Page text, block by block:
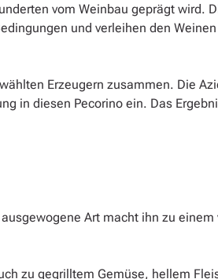
vom Weinbau geprägt wird.
und verleihen den
Erzeugern zusammen. Die
in diesen Pecorino ein. Das
Art macht ihn zu
zu gegrilltem Gemüse, hellem